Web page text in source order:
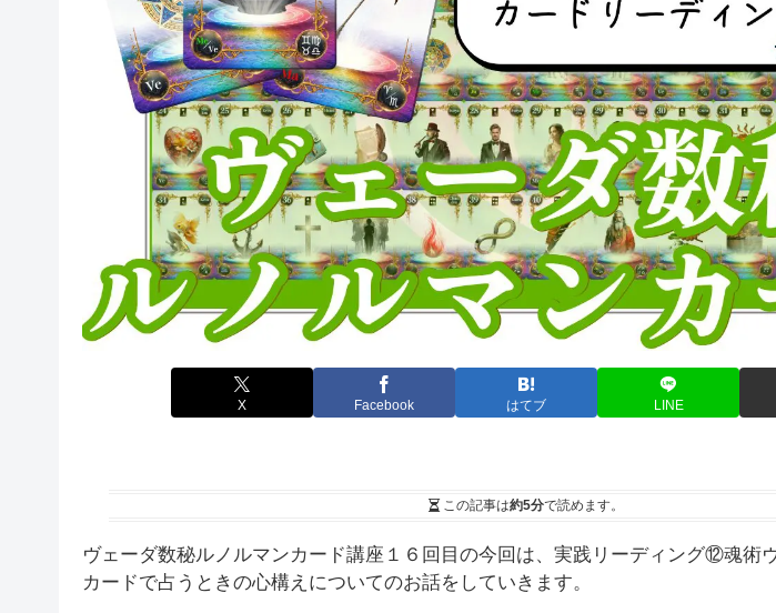
X Facebook はてブ LINE
この記事は約5分で読めます。
ヴェーダ数秘ルノルマンカード講座１６回目の今回は、実践リーディング⑫魂術
カードで占うときの心構えについてのお話をしていきます。